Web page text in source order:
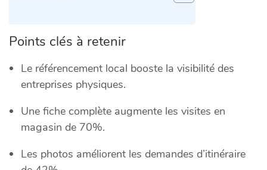
Points clés à retenir
Le référencement local booste la visibilité des
entreprises physiques.
Une fiche complète augmente les visites en
magasin de 70%.
Les photos améliorent les demandes d’itinéraire